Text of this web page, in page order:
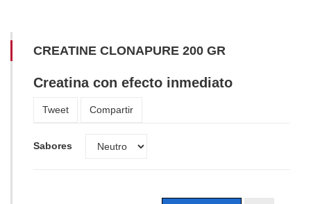
CREATINE CLONAPURE 200 GR
Creatina con efecto inmediato
Tweet Compartir
Sabores